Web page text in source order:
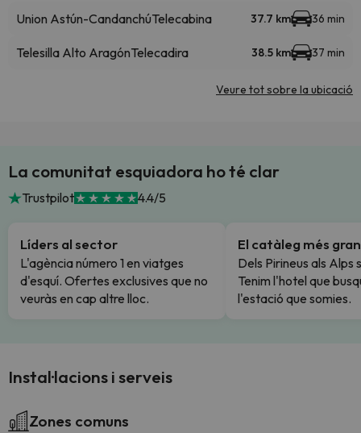
Union Astún-CandanchúTelecabina 37.7 km 36 min
Telesilla Alto AragónTelecadira 38.5 km 37 min
Veure tot sobre la ubicació
La comunitat esquiadora ho té clar
Trustpilot 4.4/5
Líders al sector
L'agència número 1 en viatges
d'esquí. Ofertes exclusives que no
veuràs en cap altre lloc.
El catàleg més gran
Dels Pirineus als Alps
Tenim l'hotel que
l'estació que somies.
Instal·lacions i serveis
Zones comuns